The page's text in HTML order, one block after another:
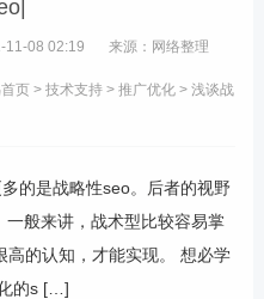
11-08 02:19 来源：网络整理
页> 技术支持> 推广优化> 浅谈战
的是战略性seo。后者的视野
般来讲，战术型比较容易掌
高的认知，才能实现。 想必学
的s […]